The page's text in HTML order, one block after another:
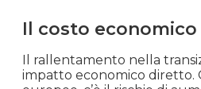
Il costo
Il rallentamento nella
impatto economico diretto.